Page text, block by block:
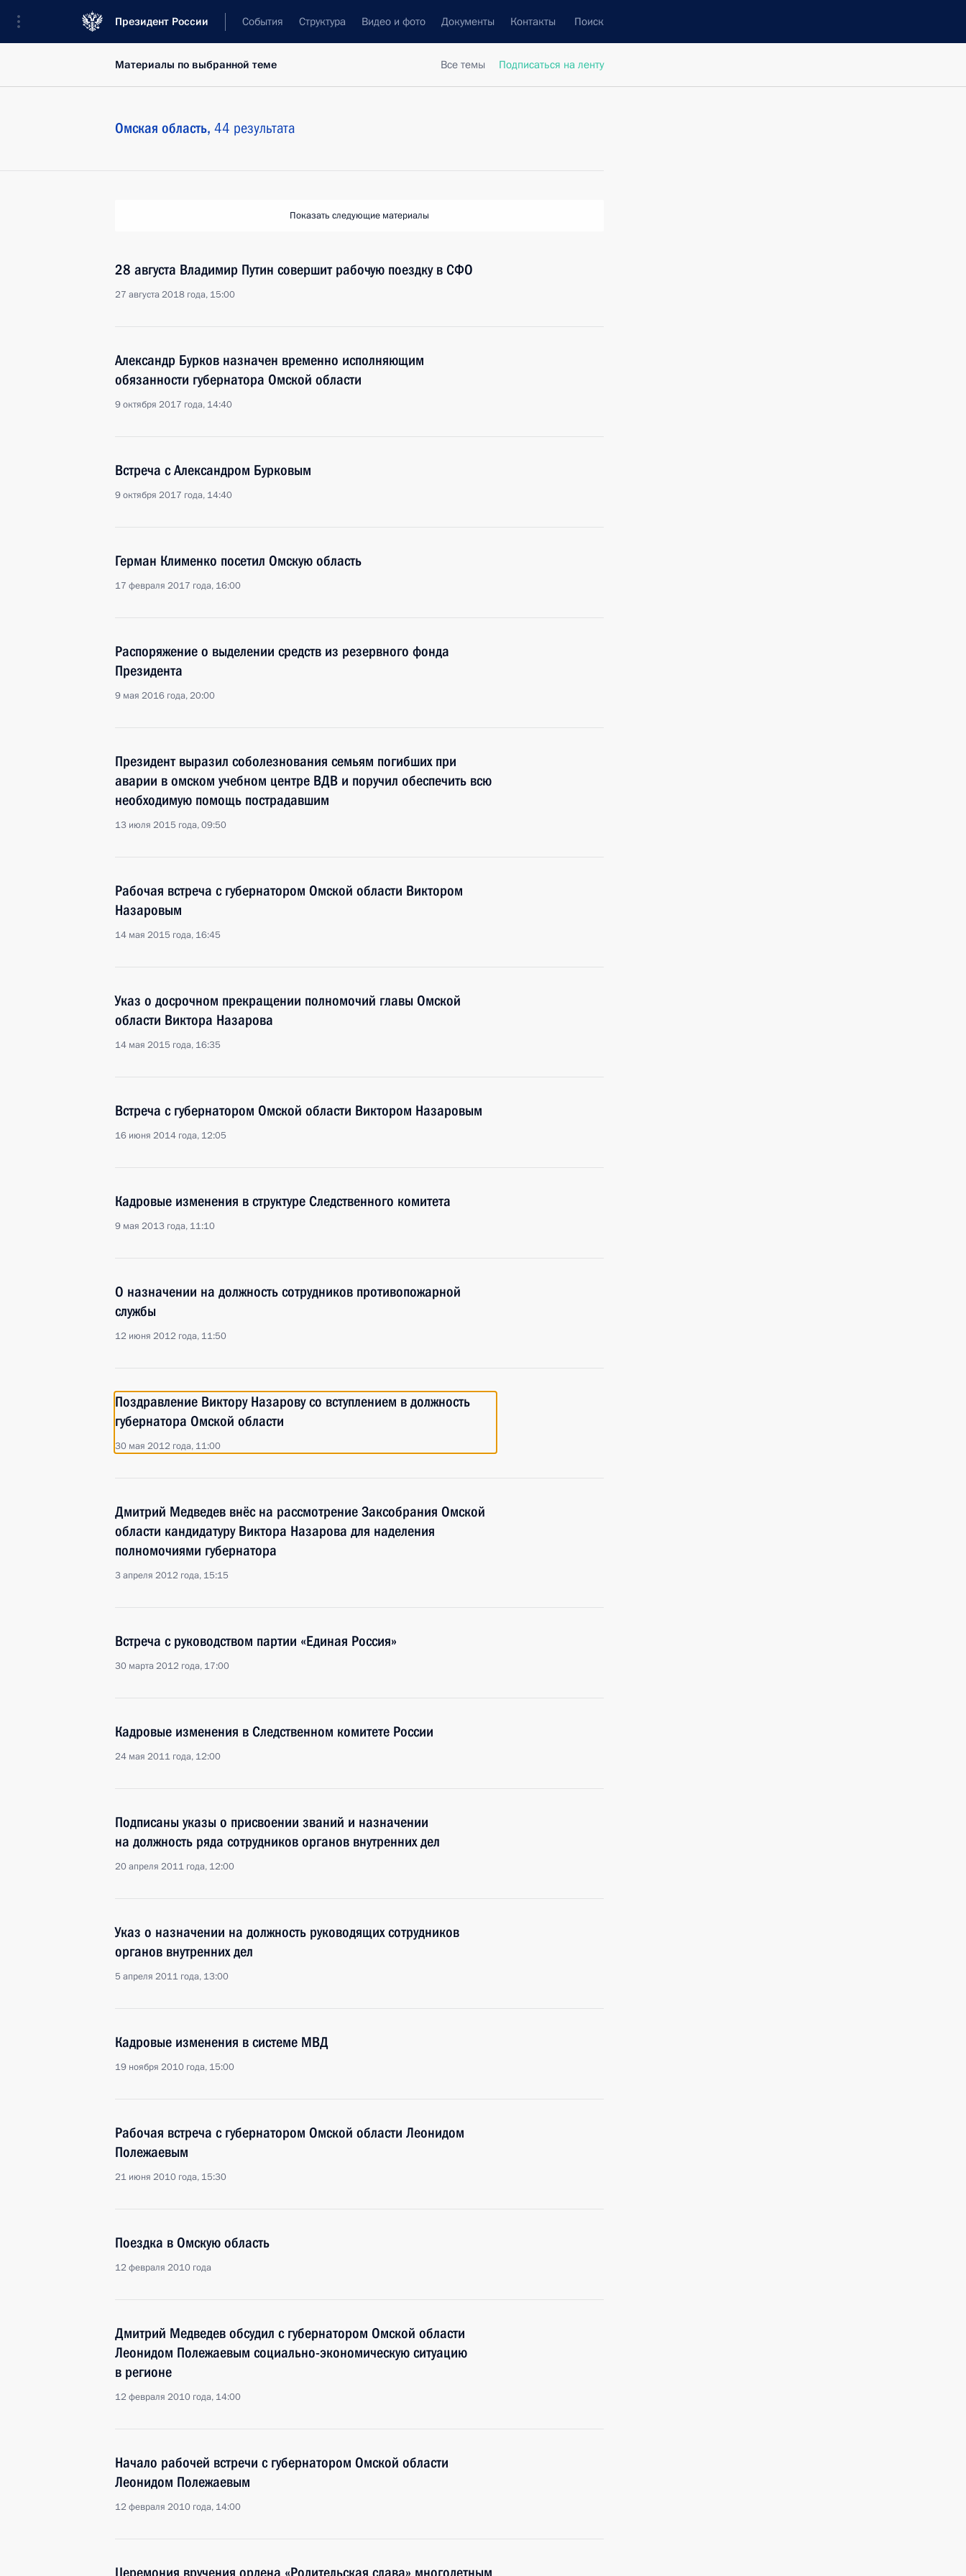
Президент России События Структура Видео и фото Документы Контакты Поиск
Все темы Подписаться на ленту
Материалы по выбранной теме
Омская область, 44 результата
Показать следующие материалы
28 августа Владимир Путин совершит рабочую поездку в СФО
27 августа 2018 года, 15:00
Александр Бурков назначен временно исполняющим
обязанности губернатора Омской области
9 октября 2017 года, 14:40
Встреча с Александром Бурковым
9 октября 2017 года, 14:40
Герман Клименко посетил Омскую область
17 февраля 2017 года, 16:00
Распоряжение о выделении средств из резервного фонда
Президента
9 мая 2016 года, 20:00
Президент выразил соболезнования семьям погибших при
аварии в омском учебном центре ВДВ и поручил обеспечить всю
необходимую помощь пострадавшим
13 июля 2015 года, 09:50
Рабочая встреча с губернатором Омской области Виктором
Назаровым
14 мая 2015 года, 16:45
Указ о досрочном прекращении полномочий главы Омской
области Виктора Назарова
14 мая 2015 года, 16:35
Встреча с губернатором Омской области Виктором Назаровым
16 июня 2014 года, 12:05
Кадровые изменения в структуре Следственного комитета
9 мая 2013 года, 11:10
О назначении на должность сотрудников противопожарной
службы
12 июня 2012 года, 11:50
Поздравление Виктору Назарову со вступлением в должность
губернатора Омской области
30 мая 2012 года, 11:00
Дмитрий Медведев внёс на рассмотрение Заксобрания Омской
области кандидатуру Виктора Назарова для наделения
полномочиями губернатора
3 апреля 2012 года, 15:15
Встреча с руководством партии «Единая Россия»
30 марта 2012 года, 17:00
Кадровые изменения в Следственном комитете России
24 мая 2011 года, 12:00
Подписаны указы о присвоении званий и назначении
на должность ряда сотрудников органов внутренних дел
20 апреля 2011 года, 12:00
Указ о назначении на должность руководящих сотрудников
органов внутренних дел
5 апреля 2011 года, 13:00
Кадровые изменения в системе МВД
19 ноября 2010 года, 15:00
Рабочая встреча с губернатором Омской области Леонидом
Полежаевым
21 июня 2010 года, 15:30
Поездка в Омскую область
12 февраля 2010 года
Дмитрий Медведев обсудил с губернатором Омской области
Леонидом Полежаевым социально-экономическую ситуацию
в регионе
12 февраля 2010 года, 14:00
Начало рабочей встречи с губернатором Омской области
Леонидом Полежаевым
12 февраля 2010 года, 14:00
Церемония вручения ордена «Родительская слава» многодетным